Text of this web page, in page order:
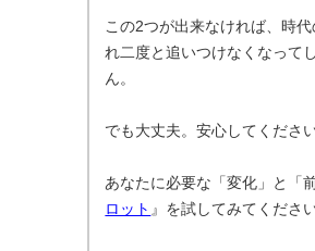
この2つが出来なければ、時
れ二度と追いつけなくなって
ん。
でも大丈夫。安心してください
あなたに必要な「変化」と「
ロット 』を試してみてください